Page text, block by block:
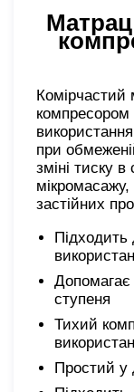
компресором
при
зміні тиску
застійних
Допомагає
ступеня
Тихий
Простий у